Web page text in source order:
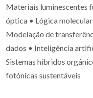
Materiais luminescentes
óptica • Lógica
Modelação de
dados • Inteligência
Sistemas híbridos
fotónicas sustentáveis